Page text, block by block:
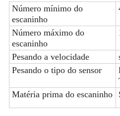
Número mínimo do
escaninho
Número máximo do
escaninho
Pesando a velocidade
Pesando o tipo do sensor
Matéria prima do escaninho